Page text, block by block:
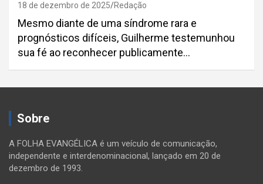
18 de dezembro de 2025 Redação
Mesmo diante de uma síndrome rara e
prognósticos difíceis, Guilherme testemunhou
sua fé ao reconhecer publicamente…
Sobre
A FOLHA EVANGÉLICA é um veículo de comunicação,
independente e interdenominacional, lançado em 20 de
dezembro de 1993.